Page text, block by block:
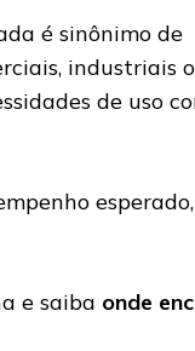
é sinônimo de
industriais
de uso
e saiba onde